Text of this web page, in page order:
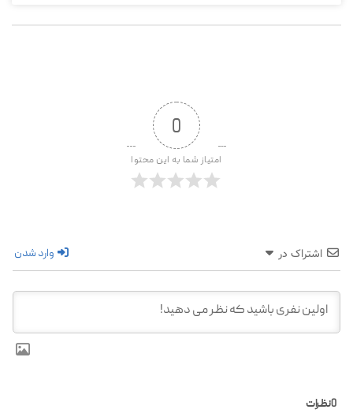
0
امتیاز شما به این محتوا
اشتراک در وارد شدن
0نظرات